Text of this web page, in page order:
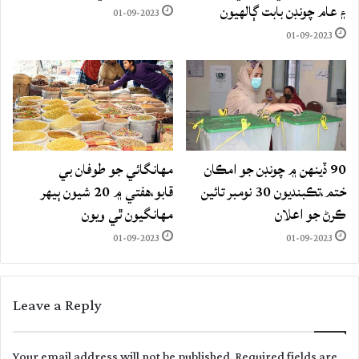
۽ عام چونڊن بابت ڳالهيون
01-09-2023
01-09-2023
90 ڏينهن ۾ چونڊن جو امڪان
ختم،تڪبنديون 30 نومبر تائين
ڪرڻ جو اعلان
01-09-2023
مهانگائي جو طوفان بي
قابو،هفتي ۾ 20 شيون ٻيهر
مهانگيون ٿي ويون
01-09-2023
Leave a Reply